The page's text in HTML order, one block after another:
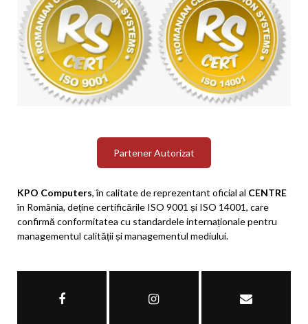
Partener Autorizat
KPO Computers, în calitate de reprezentant oficial al CENTRE
în România, deține certificările ISO 9001 și ISO 14001, care
confirmă conformitatea cu standardele internaționale pentru
managementul calității și managementul mediului.